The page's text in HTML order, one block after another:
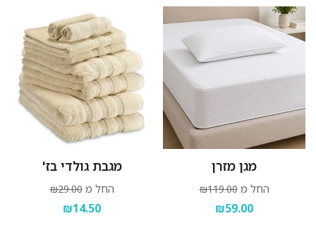
מגן מזרן
החל מ ₪119.00
₪59.00
מגבת גולדי בז'
החל מ ₪29.00
₪14.50